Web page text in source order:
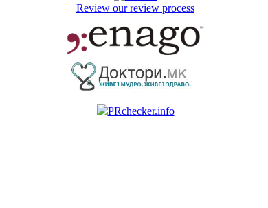
Review our review process